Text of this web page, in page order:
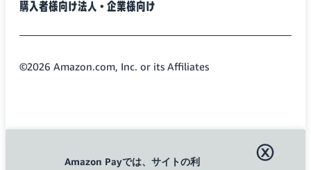
購入者様向け法人・企業様向け
©2026 Amazon.com, Inc. or its Affiliates
Amazon Payでは、サイトの利 ⓧ